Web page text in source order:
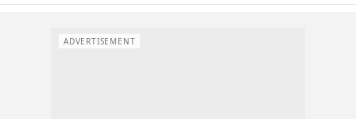
ADVERTISEMENT